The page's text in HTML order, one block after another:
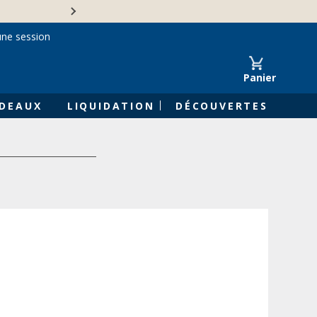
Panier
LIQUIDATION DÉCOUVERTES
session